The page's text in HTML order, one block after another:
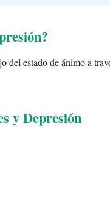
estado de ánimo a
y Depresión